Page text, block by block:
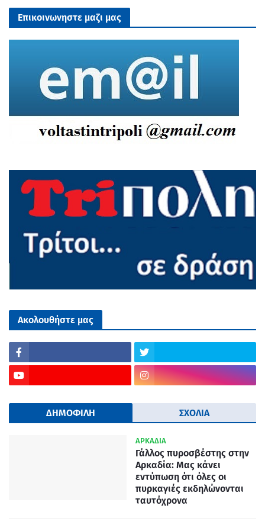
Επικοινωνηστε μαζι μας
Ακολουθήστε μας
ΔΗΜΟΦΙΛΗ ΣΧΟΛΙΑ
ΑΡΚΑΔΙΑ
Γάλλος πυροσβέστης στην
Αρκαδία: Μας κάνει
εντύπωση ότι όλες οι
πυρκαγιές εκδηλώνονται
ταυτόχρονα